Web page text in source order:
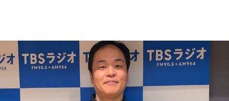
イベント・グッズ
YouTube
会社情報